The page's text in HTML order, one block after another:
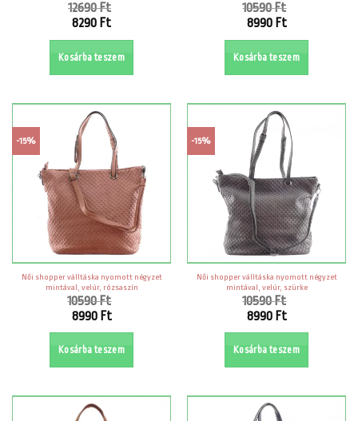
12690Ft
Original
12690 Ft.
8290 Ft
Current
price
is:
8290 Ft.
Kosárba teszem
10590Ft
Original
10590 Ft.
8990 Ft
Current
price
is:
8990 Ft.
Kosárba teszem
-15%
Női shopper válltáska nyomott négyzet
mintával, velúr, rózsaszín
10590Ft
Original
10590 Ft.
8990 Ft
Current
price
is:
8990 Ft.
Kosárba teszem
-15%
Női shopper válltáska nyomott négyzet
mintával, velúr, szürke
10590Ft
Original
10590 Ft.
8990 Ft
Current
price
is:
8990 Ft.
Kosárba teszem